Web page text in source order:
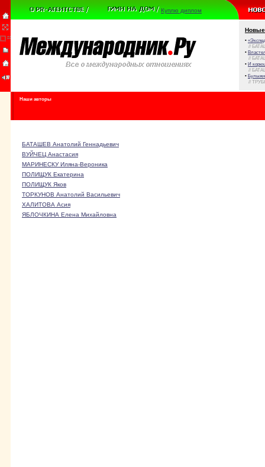
Куплю диплом
Новые
•
//
•
//
• И
//
•
//
Наши авторы
БАТАШЕВ Анатолий Геннадьевич
ВУЙЧЕЦ Анастасия
МАРИНЕСКУ Иляна-Вероника
ПОЛИЩУК Екатерина
ПОЛИЩУК Яков
ТОРКУНОВ Анатолий Васильевич
ХАЛИТОВА Асия
ЯБЛОЧКИНА Елена Михайловна